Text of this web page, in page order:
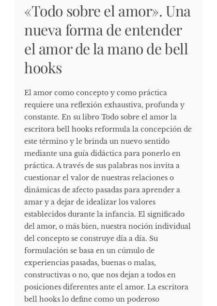
«Todo sobre el amor». Una
nueva forma de entender
el amor de la mano de bell
hooks
El amor como concepto y como práctica
requiere una reflexión exhaustiva, profunda y
constante. En su libro Todo sobre el amor la
escritora bell hooks reformula la concepción de
este término y le brinda un nuevo sentido
mediante una guía didáctica para ponerlo en
práctica. A través de sus palabras nos invita a
cuestionar el valor de nuestras relaciones o
dinámicas de afecto pasadas para aprender a
amar y a dejar de idealizar los valores
establecidos durante la infancia. El significado
del amor, o más bien, nuestra noción individual
del concepto se construye día a día. Su
formulación se basa en un cúmulo de
experiencias pasadas, buenas o malas,
constructivas o no, que nos dejan a todos en
posiciones diferentes ante el amor. La escritora
bell hooks lo define como un poderoso